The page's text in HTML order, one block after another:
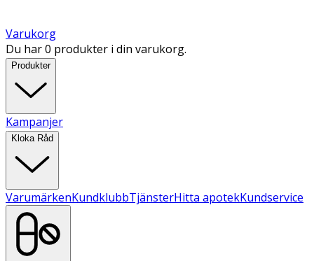
Varukorg
Du har 0 produkter i din varukorg.
Produkter
Kampanjer
Kloka Råd
VarumärkenKundklubbTjänsterHitta apotekKundservice